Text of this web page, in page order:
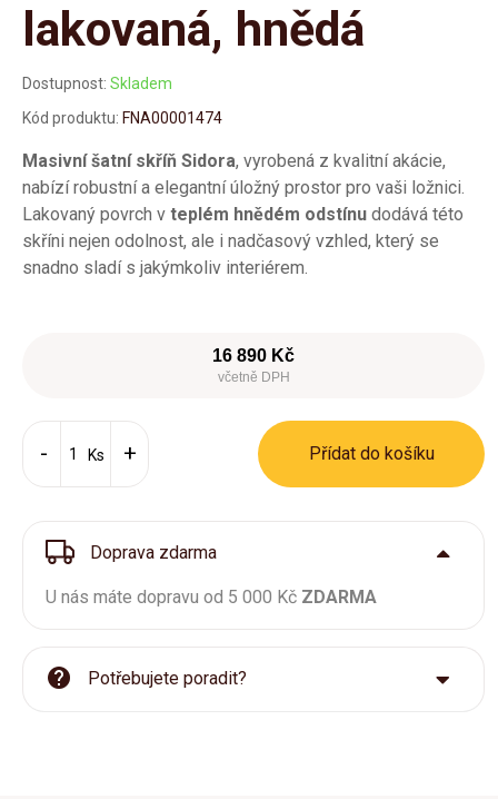
lakovaná, hnědá
Dostupnost: Skladem
Kód produktu: FNA00001474
Masivní šatní skříň Sidora, vyrobená z kvalitní akácie,
nabízí robustní a elegantní úložný prostor pro vaši ložnici.
Lakovaný povrch v teplém hnědém odstínu dodává této
skříni nejen odolnost, ale i nadčasový vzhled, který se
snadno sladí s jakýmkoliv interiérem.
16 890 Kč
včetně DPH
Ks Přídat do košíku
Doprava zdarma
U nás máte dopravu od 5 000 Kč ZDARMA
Potřebujete poradit?